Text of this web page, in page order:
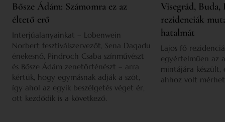
Bősze Ádám: Számomra ez az
éltető erő
Interjúalanyainkat – Lobenwein
Norbert fesztiválszervezőt, Sena Dagadu
énekesnő, Pindroch Csaba színművészt
és Bősze Ádám zenetörténészt – arra
kértük, hogy egymásnak adják a szót,
így ahol az egyik beszélgetés véget ér,
ott kezdődik is a következő.
Visegrád,
rezidenciák
hatalmát
Lajos fő
egyértelműen az
mintájára készült,
ahhoz volt